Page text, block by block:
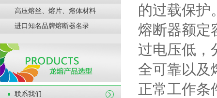
高压熔丝、熔片、熔体材料
进口知名品牌熔断器名录
联系我们
的过载保护
熔断器额定
过电压低，
全可靠以及
正常工作条